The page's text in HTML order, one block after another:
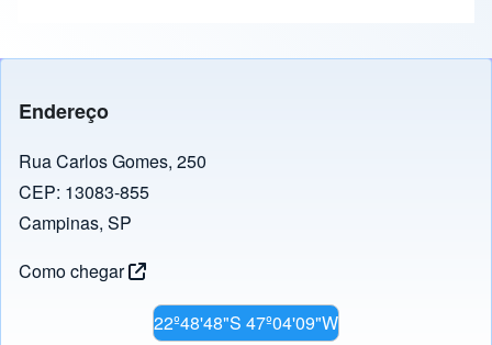
Endereço
Rua Carlos Gomes, 250
CEP: 13083-855
Campinas, SP
Como chegar
22º48'48"S 47º04'09"W